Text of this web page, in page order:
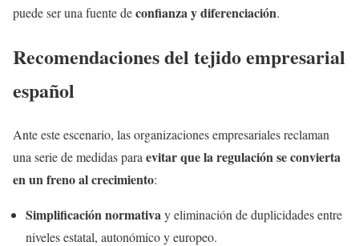
puede ser una fuente deconfianza y diferenciación.
Recomendaciones del tejido empresarial
español
Ante este escenario, las organizaciones empresariales reclaman
una serie de medidas para evitar que la regulación se convierta
en un freno al crecimiento:
Simplificación normativay eliminación de duplicidades entre
niveles estatal, autonómico y europeo.